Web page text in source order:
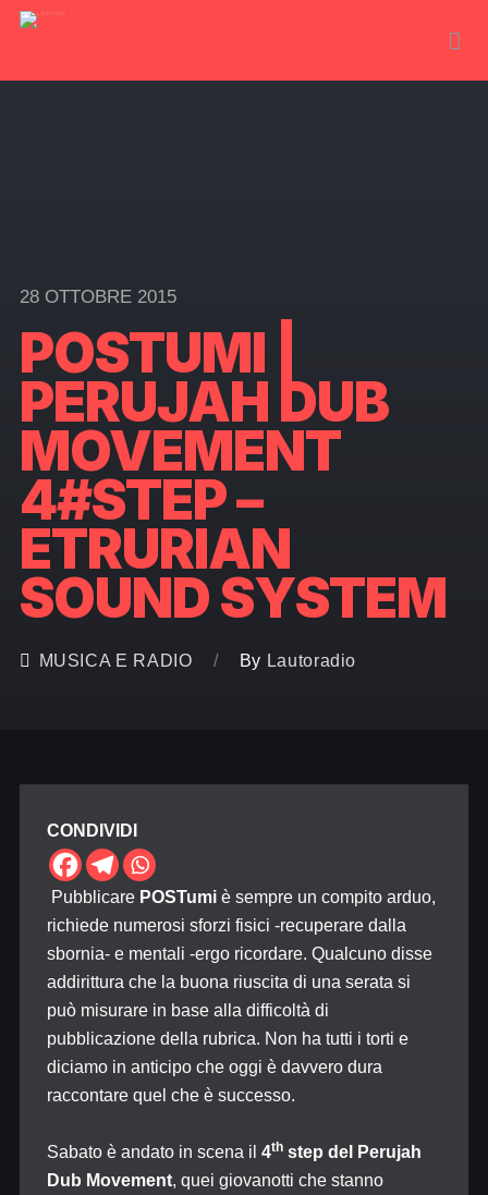
28 OTTOBRE 2015
POSTUMI |
PERUJAH DUB
MOVEMENT
4#STEP –
ETRURIAN
SOUND SYSTEM
MUSICA E RADIO By Lautoradio
CONDIVIDI
Pubblicare POSTumiè sempre un compito arduo,
richiede numerosi sforzi fisici -recuperare dalla
sbornia- e mentali -ergo ricordare. Qualcuno disse
addirittura che la buona riuscita di una serata si
può misurare in base alla difficoltà di
pubblicazione della rubrica. Non ha tutti i torti e
diciamo in anticipo che oggi è davvero dura
raccontare quel che è successo.
Sabato è andato in scena il 4thstep del Perujah
Dub Movement, quei giovanotti che stanno